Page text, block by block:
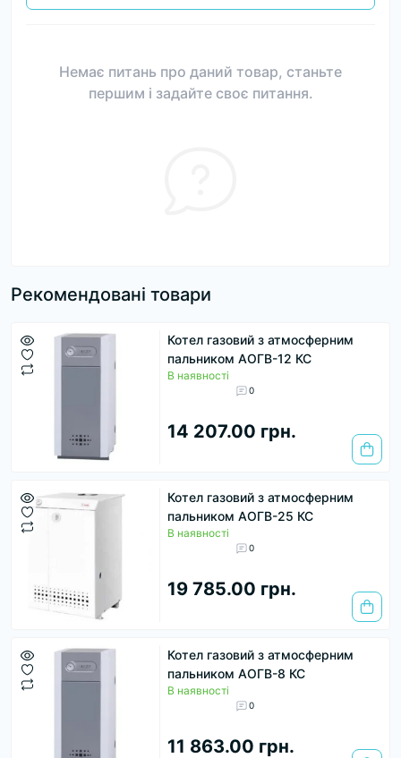
Немає питань про даний товар, станьте
першим і задайте своє питання.
Рекомендовані товари
Котел газовий з атмосферним
пальником АОГВ-12 КС
В наявності
0
14 207.00 грн.
Котел газовий з атмосферним
пальником АОГВ-25 КС
В наявності
0
19 785.00 грн.
Котел газовий з атмосферним
пальником АОГВ-8 КС
В наявності
0
11 863.00 грн.